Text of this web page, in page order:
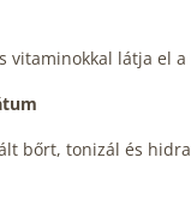
vitaminokkal látja el
bőrt, tonizál és